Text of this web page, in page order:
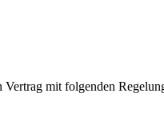
mit folgenden